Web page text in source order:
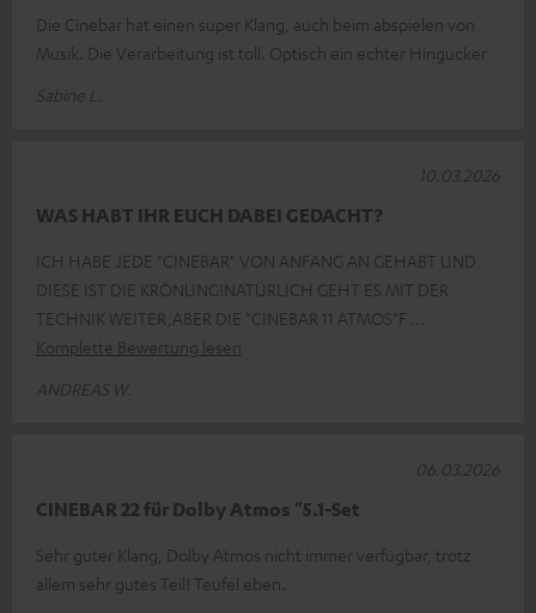
Die Cinebar hat einen super Klang, auch beim abspielen von
Musik. Die Verarbeitung ist toll. Optisch ein echter Hingucker
Sabine L.
WAS HABT IHR EUCH DABEI GEDACHT?
ICH HABE JEDE "CINEBAR" VON ANFANG AN GEHABT UND
DIESE IST DIE KRÖNUNG!NATÜRLICH GEHT ES MIT DER
TECHNIK WEITER,ABER DIE "CINEBAR 11 ATMOS"F
Komplette Bewertung lesen
ANDREAS W.
10.03.2026
CINEBAR 22 für Dolby Atmos "5.1-Set
Sehr guter Klang, Dolby Atmos nicht immer verfügbar, trotz
allem sehr gutes Teil! Teufel eben.
06.03.2026